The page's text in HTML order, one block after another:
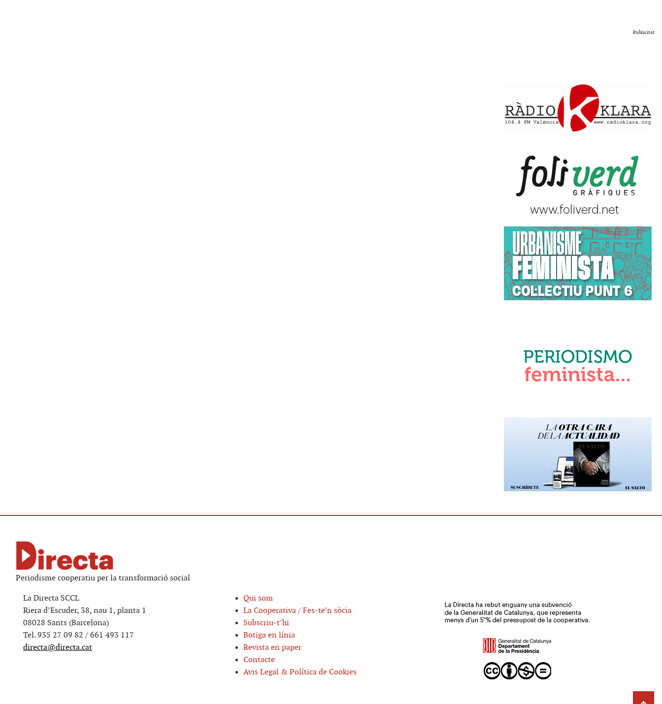
Publicitat
Periodisme cooperatiu per la transformació social
La Directa SCCL
Riera d’Escuder, 38, nau 1, planta 1
08028 Sants (Barcelona)
Tel. 935 27 09 82 / 661 493 117
directa@directa.cat
Qui som
La Cooperativa / Fes-te’n sòcia
Subscriu-t’hi
Botiga en línia
Revista en paper
Contacte
Avis Legal & Política de Cookies